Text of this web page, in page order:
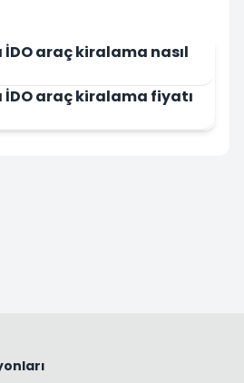
araç kiralama nasıl
İDO araç kiralama fiyatı